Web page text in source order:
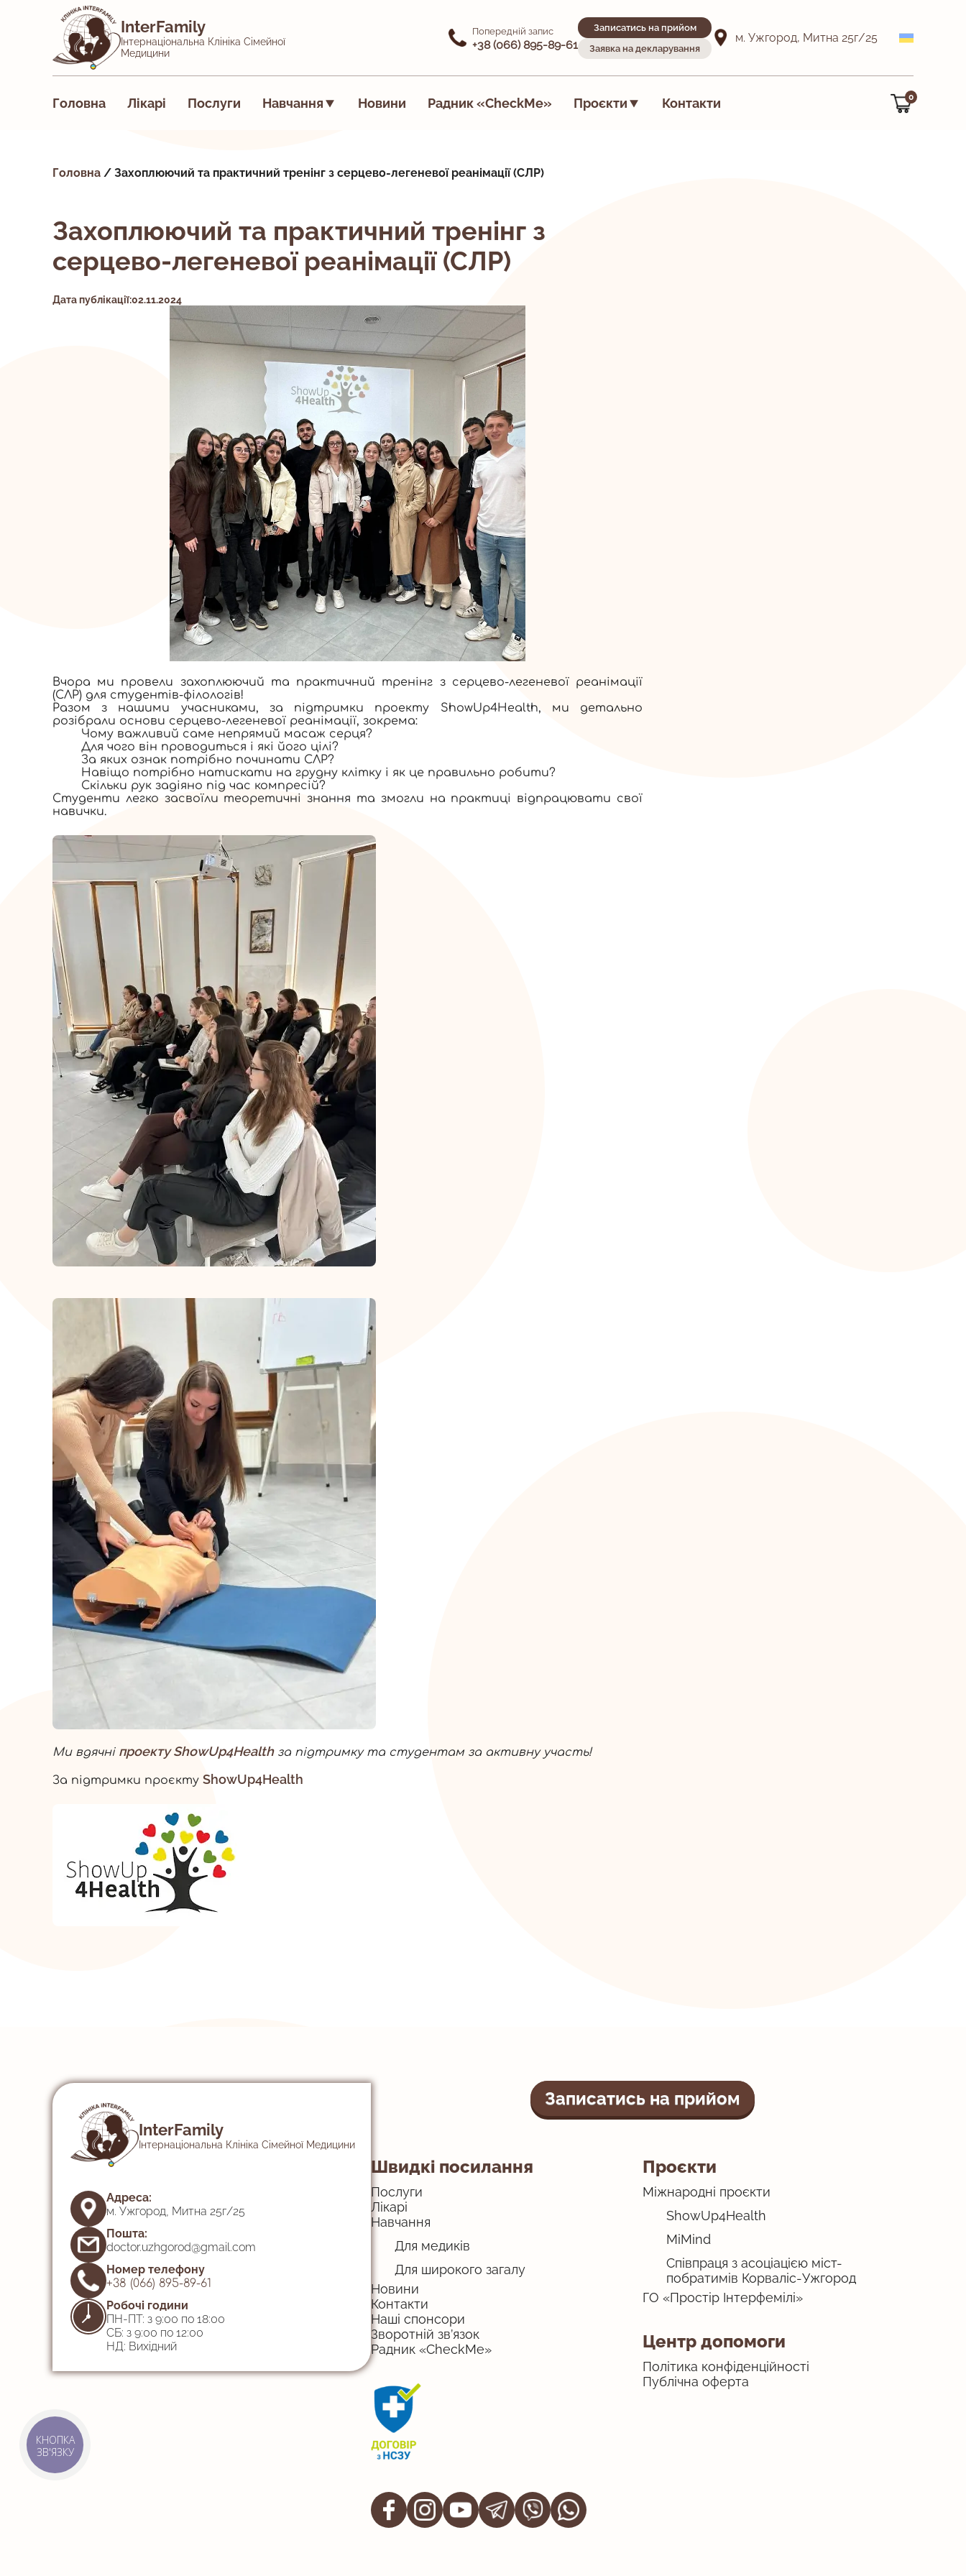
InterFamily
Інтернаціональна Клініка Сімейної
Медицини
Попередній запис
+38 (066) 895-89-61
Записатись на прийом
Заявка на декларування
м. Ужгород, Митна 25г/25
Головна Лікарі Послуги Навчання Новини Радник «CheckMe» Проєкти Контакти 0
Головна / Захоплюючий та практичний тренінг з серцево-легеневої реанімації (СЛР)
Захоплюючий та практичний тренінг з
серцево-легеневої реанімації (СЛР)
Дата публікації:02.11.2024
Вчора ми провели захоплюючий та практичний тренінг з серцево-легеневої реанімації
(СЛР) для студентів-філологів!
Разом з нашими учасниками, за підтримки проекту ShowUp4Health, ми детально
розібрали основи серцево-легеневої реанімації, зокрема:
Чому важливий саме непрямий масаж серця?
Для чого він проводиться і які його цілі?
За яких ознак потрібно починати СЛР?
Навіщо потрібно натискати на грудну клітку і як це правильно робити?
Скільки рук задіяно під час компресій?
Студенти легко засвоїли теоретичні знання та змогли на практиці відпрацювати свої
навички.
Ми вдячні проекту ShowUp4Healthза підтримку та студентам за активну участь!
За підтримки проєкту ShowUp4Health
InterFamily
Інтернаціональна Клініка Сімейної Медицини
Адреса:
м. Ужгород, Митна 25г/25
Пошта:
doctor.uzhgorod@gmail.com
Номер телефону
+38 (066) 895-89-61
Робочі години
ПН-ПТ: з 9:00 по 18:00
СБ: з 9:00 по 12:00
НД: Вихідний
Записатись на прийом
Швидкі посилання
Послуги
Лікарі
Навчання
Для медиків
Для широкого загалу
Новини
Контакти
Наші спонсори
Зворотній зв’язок
Радник «CheckMe»
Проєкти
Міжнародні проєкти
ShowUp4Health
MiMind
Співпраця з асоціацією міст-
побратимів Корваліс-Ужгород
ГО «Простір Інтерфемілі»
Центр допомоги
Політика конфіденційності
Публічна оферта
КНОПКА
ЗВ'ЯЗКУ